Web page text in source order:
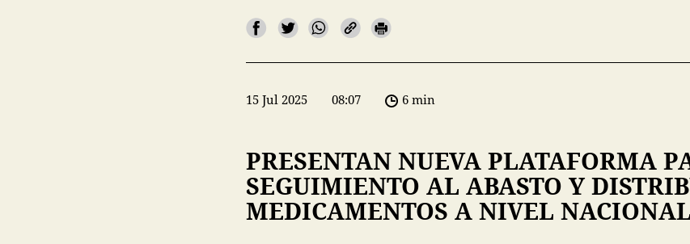
15 Jul 2025 08:07 6 min
PRESENTAN NUEVA PLATAFORMA
SEGUIMIENTO AL ABASTO Y
MEDICAMENTOS A NIVEL NACIONAL